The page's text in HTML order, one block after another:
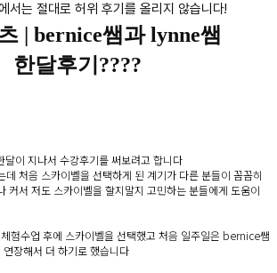
서는 절대로 허위 후기를 올리지 않습니다!
| bernice쌤과 lynne쌤
한달후기????
달이 지나서 수강후기를 써보려고 합니다
데 처음 스카이벨을 선택하게 된 계기가 다른 분들이 꼼꼼히
커서 저도 스카이벨을 할지말지 고민하는 분들에게 도움이
험수업 후에 스카이벨을 선택했고 처음 일주일은 bernice쌤
장해서 더 하기로 했습니다